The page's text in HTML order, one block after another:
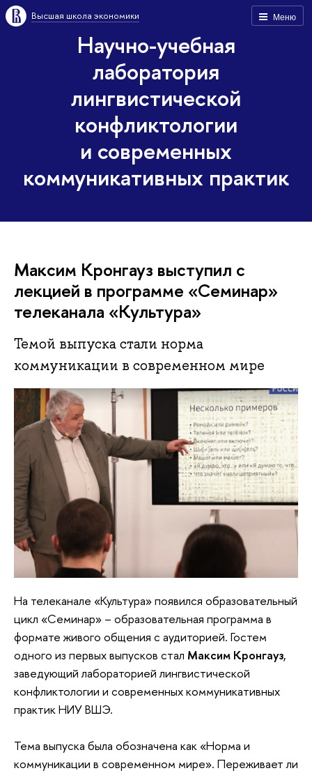
Меню
Высшая школа экономики
Научно-учебная
лаборатория
лингвистической
конфликтологии
и современных
коммуникативных практик
Максим Кронгауз выступил с
лекцией в программе «Семинар»
телеканала «Культура»
Темой выпуска стали норма
коммуникации в современном мире
На телеканале «Культура» появился образовательный
цикл «Семинар» – образовательная программа в
формате живого общения с аудиторией. Гостем
одного из первых выпусков стал Максим Кронгауз,
заведующий лабораторией лингвистической
конфликтологии и современных коммуникативных
практик НИУ ВШЭ.
Тема выпуска была обозначена как «Норма и
коммуникации в современном мире». Переживает ли